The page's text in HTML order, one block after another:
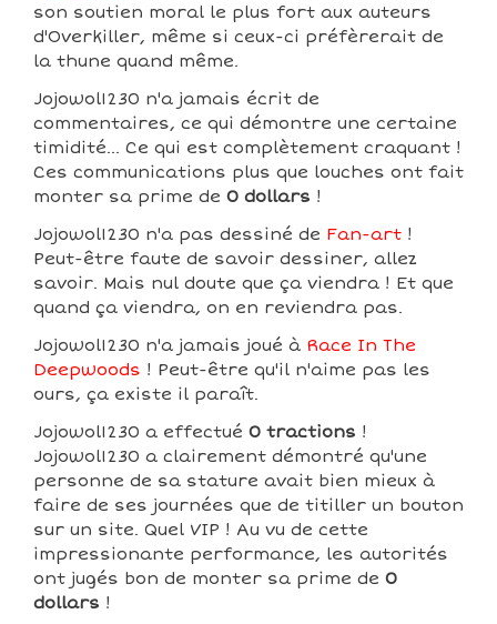
son soutien moral le plus fort aux auteurs
d'Overkiller, même si ceux-ci préfèrerait de
la thune quand même.
Jojowol1230 n'a jamais écrit de
commentaires, ce qui démontre une certaine
timidité... Ce qui est complètement craquant !
Ces communications plus que louches ont fait
monter sa prime de 0 dollars !
Jojowol1230 n'a pas dessiné de Fan-art !
Peut-être faute de savoir dessiner, allez
savoir. Mais nul doute que ça viendra ! Et que
quand ça viendra, on en reviendra pas.
Jojowol1230 n'a jamais joué à Race In The
Deepwoods ! Peut-être qu'il n'aime pas les
ours, ça existe il paraît.
Jojowol1230 a effectué 0 tractions !
Jojowol1230 a clairement démontré qu'une
personne de sa stature avait bien mieux à
faire de ses journées que de titiller un bouton
sur un site. Quel VIP ! Au vu de cette
impressionante performance, les autorités
ont jugés bon de monter sa prime de 0
dollars !